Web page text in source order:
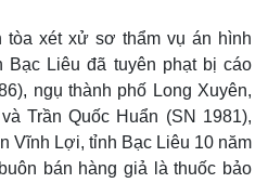
tòa xét xử sơ thẩm vụ án hình
Bạc Liêu đã tuyên phạt bị cáo
ngụ thành phố Long Xuyên,
Trần Quốc Huẩn (SN 1981),
Vĩnh Lợi, tỉnh Bạc Liêu 10 năm
bán hàng giả là thuốc bảo